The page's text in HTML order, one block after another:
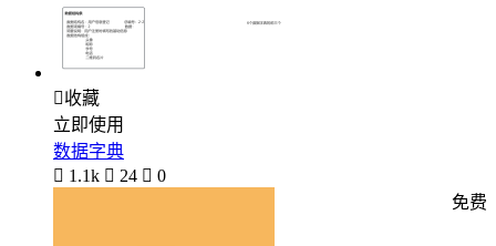
收藏
立即使用
数据字典
 1.1k  24  0
免费